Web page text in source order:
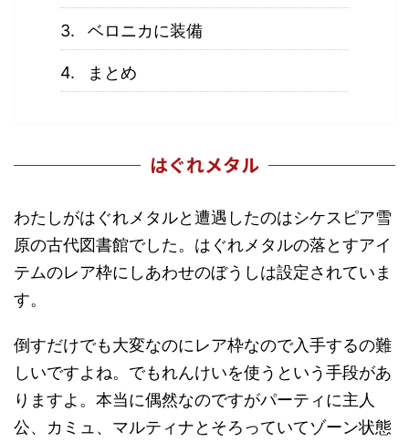
ベロニカに装備
まとめ
はぐれメタル
わたしがはぐれメタルと遭遇したのはシケスピア雪
原の古代図書館でした。はぐれメタルの落とすアイ
テムのレア枠にしあわせのぼうしは設定されていま
す。
倒すだけでも大変なのにレア枠なので入手するの難
しいですよね。でもれんけいを使うという手段があ
りますよ。本当に偶然なのですがパーティに主人
公、カミュ、マルティナとそろっていてゾーン状態